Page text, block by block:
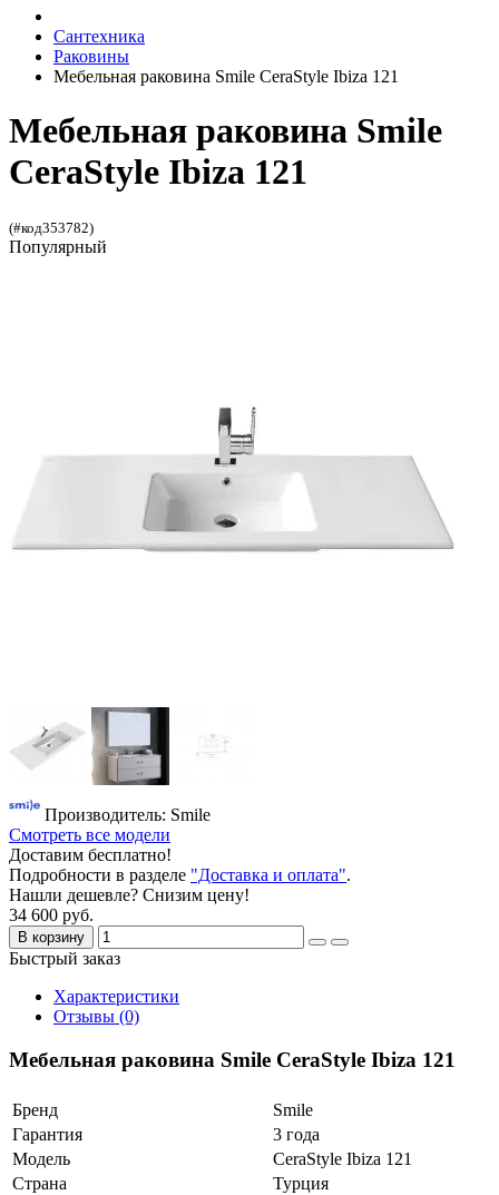
Сантехника
Раковины
Мебельная раковина Smile CeraStyle Ibiza 121
Мебельная раковина Smile
CeraStyle Ibiza 121
(#код353782)
Популярный
Производитель: Smile
Смотреть все модели
Доставим бесплатно!
Подробности в разделе "Доставка и оплата".
Нашли дешевле? Снизим цену!
34 600 руб.
В корзину
Быстрый заказ
Характеристики
Отзывы (0)
Мебельная раковина Smile CeraStyle Ibiza 121
Бренд
Smile
Гарантия
3 года
Модель
CeraStyle Ibiza 121
Страна
Турция